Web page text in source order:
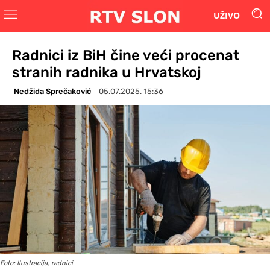
UŽIVO
Radnici iz BiH čine veći procenat
stranih radnika u Hrvatskoj
Nedžida Sprečaković 05.07.2025. 15:36
Foto: Ilustracija, radnici